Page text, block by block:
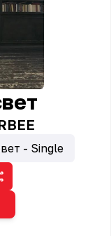
- Single